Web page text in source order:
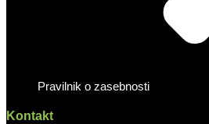
Pravilnik o zasebnosti
Kontakt